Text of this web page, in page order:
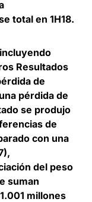
total en 1H18.
Resultados
de
pérdida de
se produjo
de
con una
del peso
suman
millones